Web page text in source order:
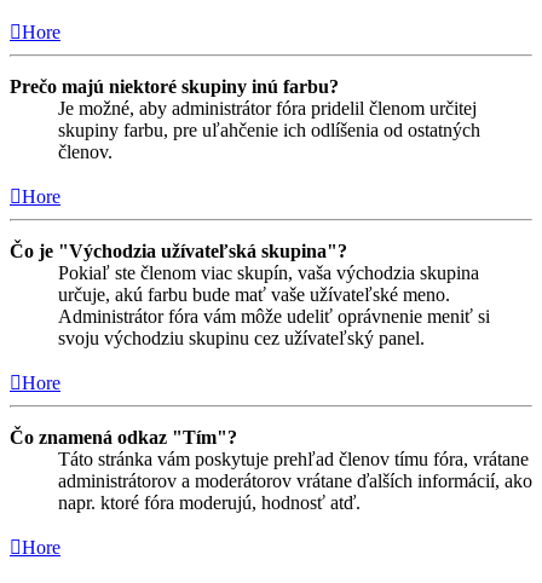
Hore
Prečo majú niektoré skupiny inú farbu?
Je možné, aby administrátor fóra pridelil členom určitej
skupiny farbu, pre uľahčenie ich odlíšenia od ostatných
členov.
Hore
Čo je "Východzia užívateľská skupina"?
Pokiaľ ste členom viac skupín, vaša východzia skupina
určuje, akú farbu bude mať vaše užívateľské meno.
Administrátor fóra vám môže udeliť oprávnenie meniť si
svoju východziu skupinu cez užívateľský panel.
Hore
Čo znamená odkaz "Tím"?
Táto stránka vám poskytuje prehľad členov tímu fóra, vrátane
administrátorov a moderátorov vrátane ďalších informácií, ako
napr. ktoré fóra moderujú, hodnosť atď.
Hore